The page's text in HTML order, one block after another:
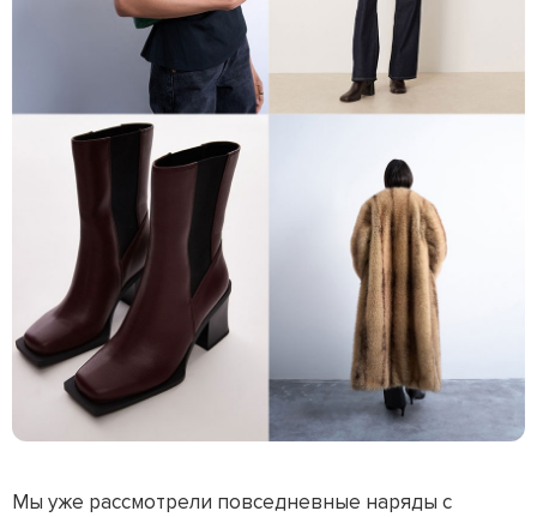
Мы уже рассмотрели повседневные наряды с